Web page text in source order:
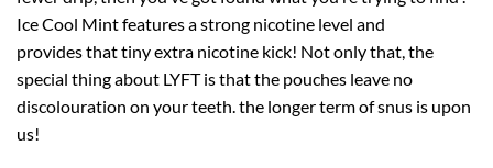
Ice Cool Mintfeatures astrong nicotine level and
providesthat tinyextra nicotine kick! Not only that, the
special thing about LYFT is that the pouches leave no
discolouration on your teeth.the longer termof snus is upon
us!